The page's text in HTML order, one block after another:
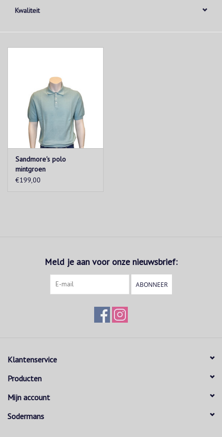
Kwaliteit
Sandmore's polo
mintgroen
€199,00
Meld je aan voor onze nieuwsbrief:
ABONNEER
Klantenservice
Producten
Mijn account
Sodermans